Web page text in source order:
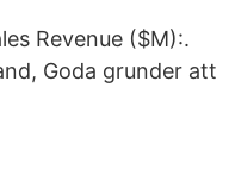
Revenue ($M):.
Goda grunder att